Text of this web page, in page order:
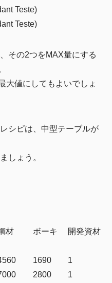
Teste)
Teste)
その2つをMAX量にする
大値にしてもよいでしょ
シピは、中型テーブルが
しょう。
材 ボーキ 開発資材
1690
1
2800
1